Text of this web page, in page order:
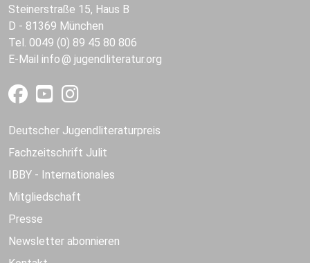
Steinerstraße 15, Haus B
D - 81369 München
Tel. 0049 (0) 89 45 80 806
E-Mail info jugendliteratur.org
Deutscher Jugendliteraturpreis
Fachzeitschrift Julit
IBBY - Internationales
Mitgliedschaft
Presse
Newsletter abonnieren